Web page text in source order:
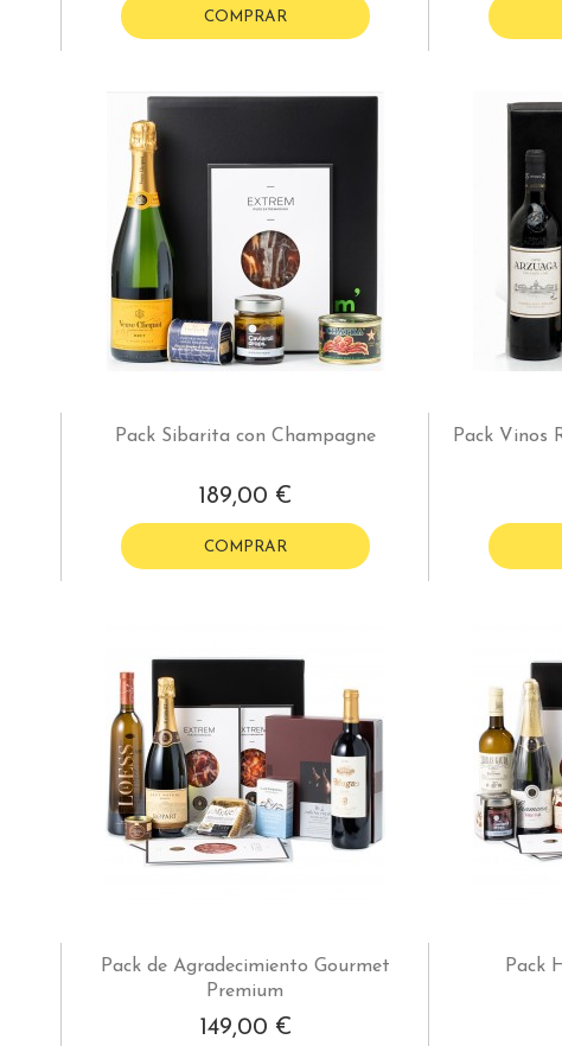
COMPRAR
Pack Sibarita con Champagne
189,00 €
COMPRAR
Pack Vinos
Pack de Agradecimiento Gourmet
Premium
149,00 €
Pack